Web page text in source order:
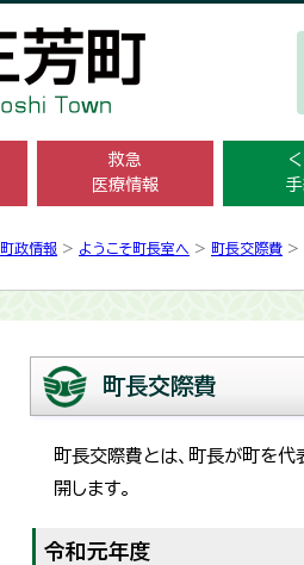
救急
医療情報
町政情報 > ようこそ町長室へ > 町長交際費 >
町長交際費
町長交際費とは、町長が町を
開します。
令和元年度